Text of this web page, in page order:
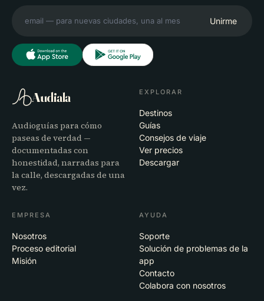
Unirme
Audiala
Audioguías para cómo
paseas de verdad —
documentadas con
honestidad, narradas para
la calle, descargadas de una
vez.
EXPLORAR
Destinos
Guías
Consejos de viaje
Ver precios
Descargar
EMPRESA
Nosotros
Proceso editorial
Misión
AYUDA
Soporte
Solución de problemas de la
app
Contacto
Colabora con nosotros